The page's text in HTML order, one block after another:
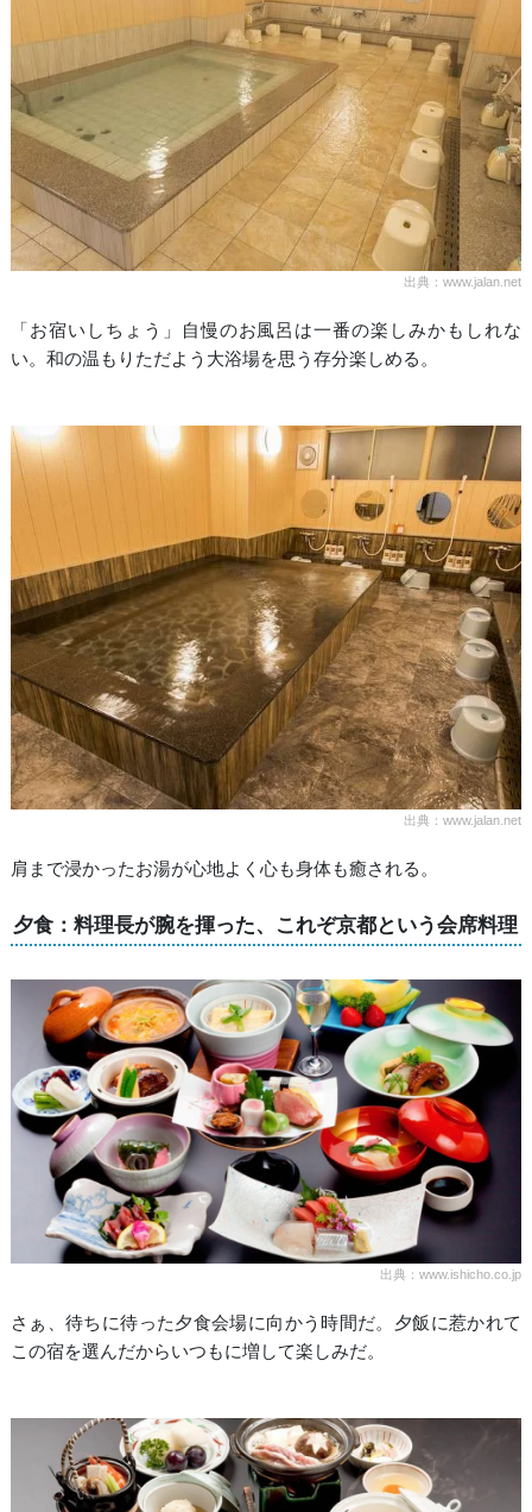
出典：www.jalan.net
「お宿いしちょう」自慢のお風呂は一番の楽しみかもしれな
い。和の温もりただよう大浴場を思う存分楽しめる。
出典：www.jalan.net
肩まで浸かったお湯が心地よく心も身体も癒される。
夕食：料理長が腕を揮った、これぞ京都という会席料理
出典：www.ishicho.co.jp
さぁ、待ちに待った夕食会場に向かう時間だ。夕飯に惹かれて
この宿を選んだからいつもに増して楽しみだ。